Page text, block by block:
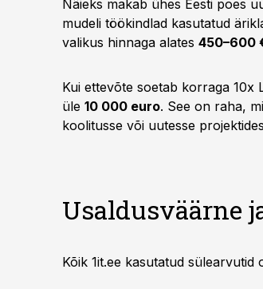
Näieks makab ühes Eesti poes
mudeli töökindlad kasutatud
valikus hinnaga alates 450–600
Kui ettevõte soetab korraga 10x
üle 10 000 euro. See on raha,
koolitusse või uutesse
Usaldusväärne
Kõik 1it.ee kasutatud